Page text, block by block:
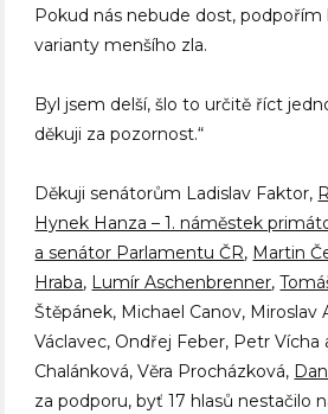
Pokud nás nebude dost, podpořím
varianty menšího zla.
Byl jsem delší, šlo to určitě říct
děkuji za pozornost.“
Děkuji senátorům Ladislav Faktor,
Hynek Hanza – 1. náměstek
a senátor Parlamentu ČR, Martin
Hraba, Lumír Aschenbrenner,
Štěpánek, Michael Canov, Miroslav
Václavec, Ondřej Feber, Petr
Chalánková, Věra Procházková,
za podporu, byť 17 hlasů nestačilo